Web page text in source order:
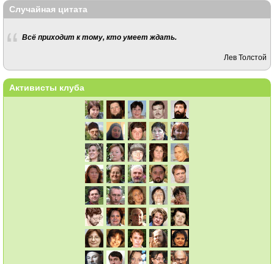
Случайная цитата
Всё приходит к тому, кто умеет ждать.
Лев Толстой
Активисты клуба